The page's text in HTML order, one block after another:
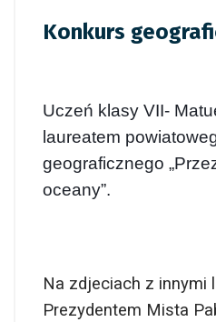
Konkurs
Uczeń klasy VII-
laureatem
geograficznego
oceany”.
Na zdjeciach z innymi
Prezydentem Mista